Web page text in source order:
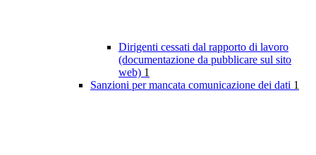
Dirigenti cessati dal rapporto di lavoro
(documentazione da pubblicare sul sito
web) 1
Sanzioni per mancata comunicazione dei dati 1